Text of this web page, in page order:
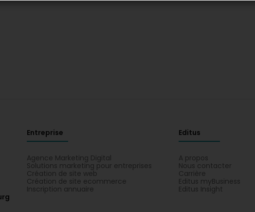
Entreprise
Agence Marketing Digital
Solutions marketing pour entreprises
Création de site web
Création de site ecommerce
Inscription annuaire
Editus
A propos
Nous contacter
Carrière
Editus myBusiness
Editus Insight